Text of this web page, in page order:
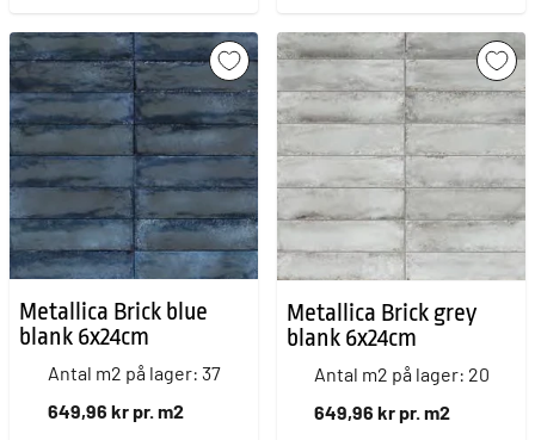
Metallica Brick blue
blank 6x24cm
Antal m2 på lager: 37
649,96 kr pr. m2
Metallica Brick grey
blank 6x24cm
Antal m2 på lager: 20
649,96 kr pr. m2